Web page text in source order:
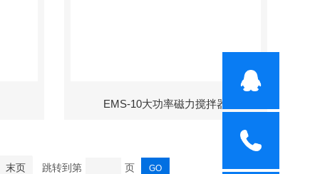
EMS-10大功率磁力搅拌器
末页 跳转到第 页